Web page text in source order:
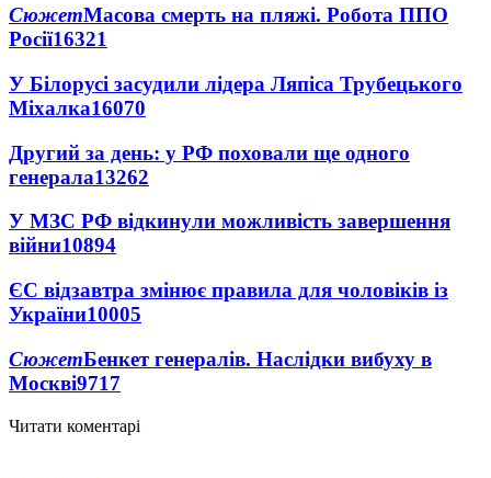
СюжетМасова смерть на пляжі. Робота ППО
Росії16321
У Білорусі засудили лідера Ляпіса Трубецького
Міхалка16070
Другий за день: у РФ поховали ще одного
генерала13262
У МЗС РФ відкинули можливість завершення
війни10894
ЄС відзавтра змінює правила для чоловіків із
України10005
СюжетБенкет генералів. Наслідки вибуху в
Москві9717
Читати коментарі